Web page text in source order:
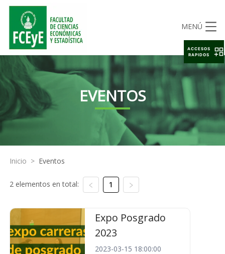
MENÚ
EVENTOS
Inicio > Eventos
2 elementos en total: 1
Expo Posgrado
2023
2023-03-15 18:00:00
ACCESOS
RAPIDOS